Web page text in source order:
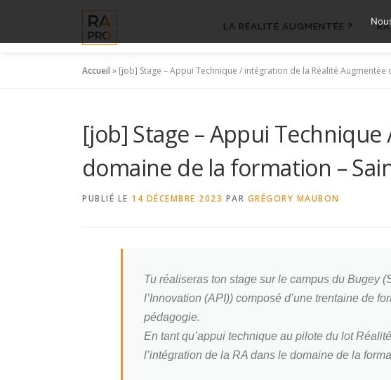
contenu
LA RÉALITÉ AUGMENTÉE ?
Accueil » [job] Stage – Appui Technique / intégration de la Réalité
[job] Stage – Appui
domaine de la formation –
PUBLIÉ LE 14 DÉCEMBRE 2023 PAR GRÉGORY MAUBON
Tu réaliseras ton stage sur le campus du Bugey
l’Innovation (API)) composé d’une trentaine de
pédagogie.
En tant qu’appui technique au pilote du lot
l’intégration de la RA dans le domaine de la